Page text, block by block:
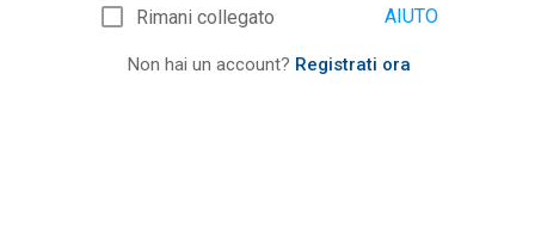
Rimani collegato AIUTO
Non hai un account? Registrati ora